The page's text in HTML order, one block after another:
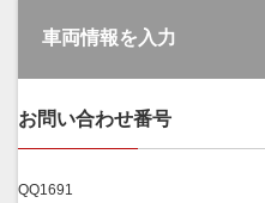
車両情報を入力
お問い合わせ番号
QQ1691